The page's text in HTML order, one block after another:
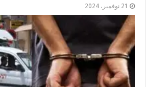
21 نوفمبر، 2024